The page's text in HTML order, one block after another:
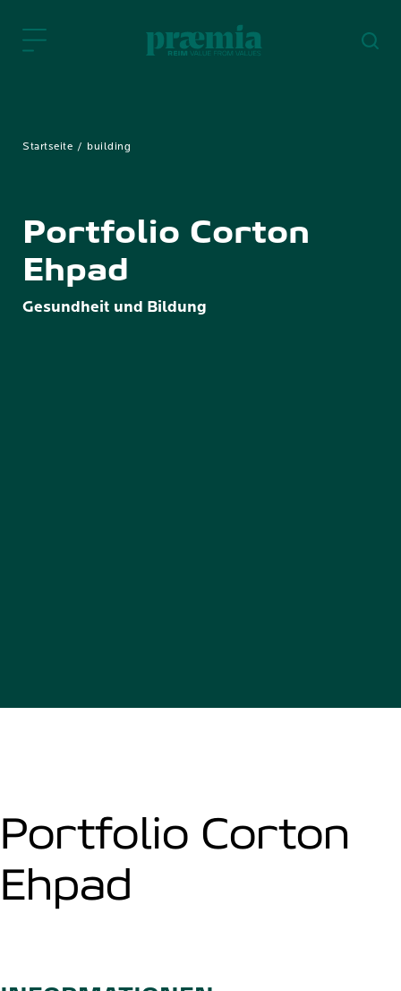
Startseite building
Portfolio Corton
Ehpad
Gesundheit und Bildung
Portfolio Corton
Ehpad